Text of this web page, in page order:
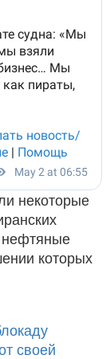
некоторые
нефтяные
которых
своей